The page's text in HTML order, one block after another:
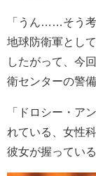
「うん……そう
地球防衛軍とし
したがって、今
衛センターの警
「ドロシー・ア
れている、女性
彼女が握っている